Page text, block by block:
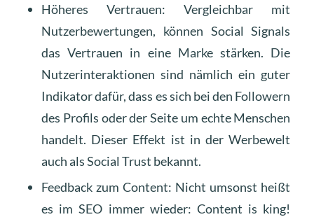
Höheres Vertrauen: Vergleichbar mit
Nutzerbewertungen, können Social Signals
das Vertrauen in eine Marke stärken. Die
Nutzerinteraktionen sind nämlich ein guter
Indikator dafür, dass es sich bei den Followern
des Profils oder der Seite um echte Menschen
handelt. Dieser Effekt ist in der Werbewelt
auch als Social Trust bekannt.
Feedback zum Content: Nicht umsonst heißt
es im SEO immer wieder: Content is king!